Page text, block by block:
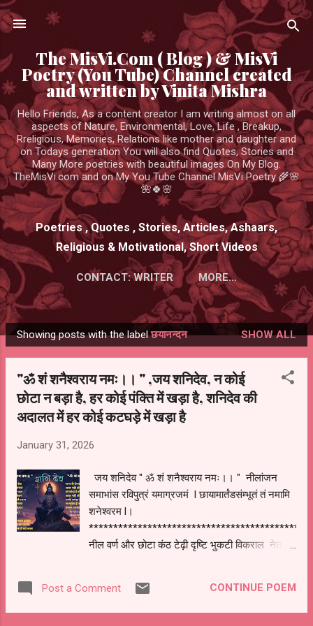
Skip to main content
The MisVi.Com ( Blog ) & MisVi
Poetry (You Tube) Channel created
and written by Vinita Mishra
Hello Friends, As a content creator I am writing almost on all
aspects of Nature, Environmental, Love, Life , Breakup,
Rreligious, Memories, Relations like mother and daughter and
on Todays generation You will also find Quotes, Stories and
Many More poetries with beautiful images On My Blog.
TheMisVi.com and on My You Tube Channel MisVi Poetry 🌾🌸
🌺🍀🌸
Poetries , Quotes , Stories, Articles, Ashaars,
Religious & Motivational, Short Videos
CONTACT: WRITER MORE…
HTTPS://WWW.YOUTUBE.COM/CHANNEL/
Posts
Showing posts with the labelछयानन्दन SHOW ALL
"ॐ शं शनैश्वराय नमः।। " ,जय शनिदेव, न कोई
छोटा न बड़ा है, हर कोई पंक्ति में खड़ा है, शनिदेव की
अदालत में हर कोई कटघड़े में खड़ा है
January 31, 2026
जय शनिदेव " ॐ शं शनैश्वराय नमः।। " नीलांजन
समाभांस रविपुत्रं यमाग्रजमं l छायामार्तंडसंम्भूतं तं नमामि
शनेश्वरम l।
नील वर्ण और छोटा कंठ टेढ़ी दृष्टि भुकटी विकराल नेत्र
कृष्णा छयानन्दन शानिवार है वार इनका पुष्यआ ,अनुराधा
और उत्तरा भाद्रपदा नक्षत्र इनका मकर और कुम्भ के
Post a Comment CONTINUE POEM